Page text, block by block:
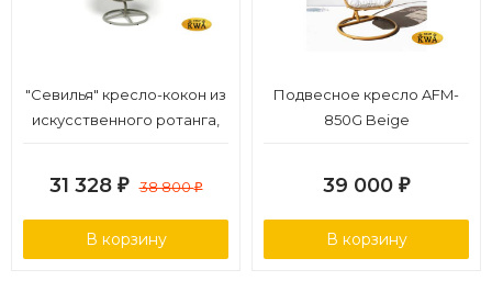
"Севилья" кресло-кокон из
искусственного ротанга,
31 328 ₽ 38 800₽
В корзину
Подвесное кресло AFM-
850G Beige
39 000 ₽
В корзину